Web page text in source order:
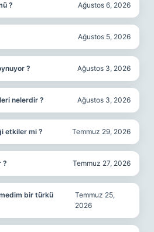
? Ağustos 6, 2026
Ağustos 5, 2026
? Ağustos 3, 2026
nelerdir ? Ağustos 3, 2026
etkiler mi ? Temmuz 29, 2026
? Temmuz 27, 2026
bir türkü
Temmuz 25,
2026